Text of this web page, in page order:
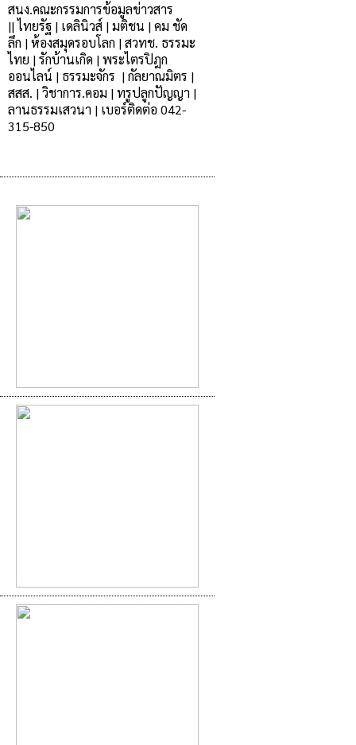
สนง.คณะกรรมการข้อมูลข่าวสาร
||ไทยรัฐ | เดลินิวส์ |มติชน |คม ชัด
ลึก |ห้องสมุดรอบโลก |สวทช. ธรรมะ
ไทย |รักบ้านเกิด |พระไตรปิฎก
ออนไลน์ | ธรรมะจักร |กัลยาณมิตร |
สสส. |วิชาการ.คอม |ทรูปลูกปัญญา |
ลานธรรมเสวนา | เบอร์ติดต่อ 042-
315-850